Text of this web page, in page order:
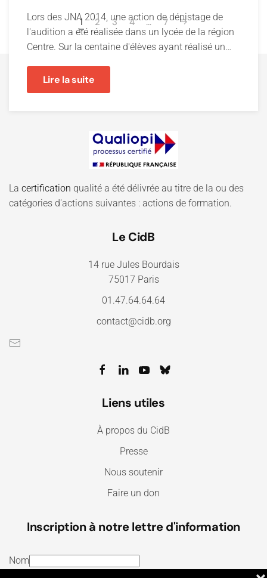
Lors des JNA 2014, une action de dépistage de
l'audition a été réalisée dans un lycée de la région
Centre. Sur la centaine d'élèves ayant réalisé un…
Lire la suite
1 2 3 4 … 7
La certification qualité a été délivrée au titre de la ou des
catégories d'actions suivantes : actions de formation.
Le CidB
14 rue Jules Bourdais
75017 Paris
01.47.64.64.64
contact@cidb.org
Liens utiles
À propos du CidB
Presse
Nous soutenir
Faire un don
Inscription à notre lettre d'information
Nom